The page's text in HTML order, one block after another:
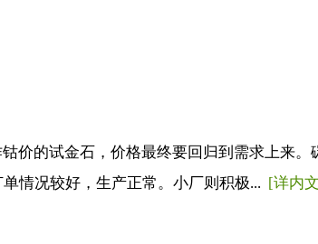
价的试金石，价格最终要回归到需求上来
情况较好，生产正常。小厂则积极... [详内